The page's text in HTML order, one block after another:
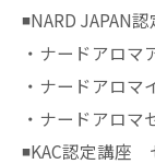
◾️NARD JAPAN
・ナードアロマ
・ナードアロマ
・ナードアロマ
◾️KAC認定講座